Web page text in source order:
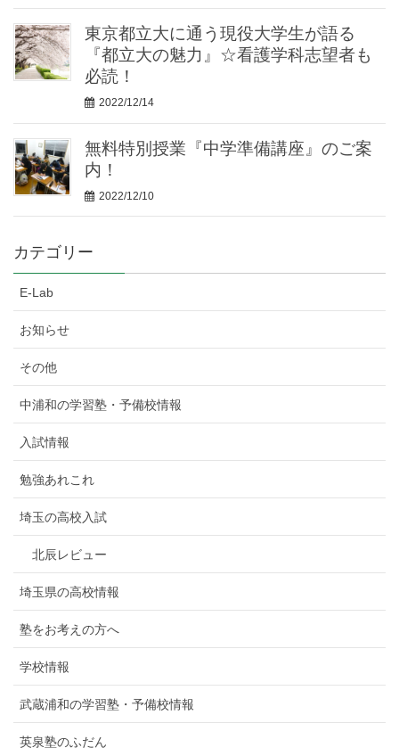
東京都立大に通う現役大学生が語る
『都立大の魅力』☆看護学科志望者も
必読！
2022/12/14
無料特別授業『中学準備講座』のご案
内！
2022/12/10
カテゴリー
E-Lab
お知らせ
その他
中浦和の学習塾・予備校情報
入試情報
勉強あれこれ
埼玉の高校入試
北辰レビュー
埼玉県の高校情報
塾をお考えの方へ
学校情報
武蔵浦和の学習塾・予備校情報
英泉塾のふだん